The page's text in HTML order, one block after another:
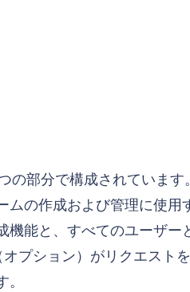
の部分で構成されています
ムの作成および管理に使用
機能と、すべてのユーザー
プション）がリクエスト